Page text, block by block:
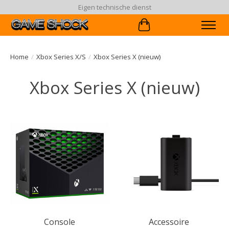
Eigen technische dienst
Winkelwagen
Home / Xbox Series X/S / Xbox Series X (nieuw)
Xbox Series X (nieuw)
Console Accessoire